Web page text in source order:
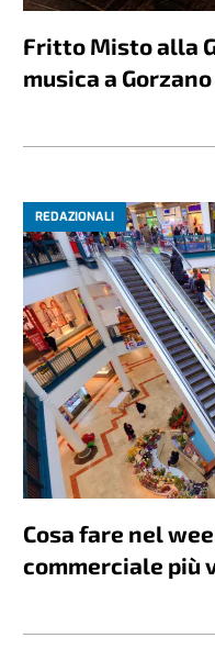
Fritto Misto alla
musica a
REDAZIONALI
Cosa fare nel
commerciale più